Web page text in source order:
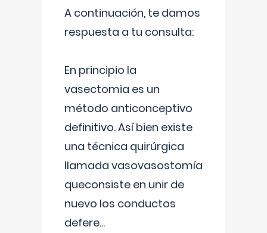
A continuación, te damos
respuesta a tu consulta:
En principio la
vasectomia es un
método anticonceptivo
definitivo. Así bien existe
una técnica quirúrgica
llamada vasovasostomía
queconsiste en unir de
nuevo los conductos
defere...